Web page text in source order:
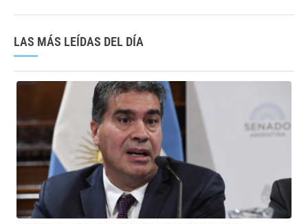
LAS MÁS LEÍDAS DEL DÍA